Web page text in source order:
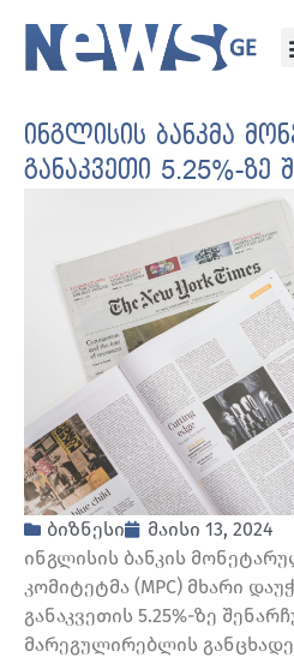
ინგლისის ბანკმა
განაკვეთი 5.25%-ზე
ბიზნესი
მაისი 13, 2024
ინგლისის ბანკის
კომიტეტმა (MPC) მხარი
განაკვეთის 5.25%-ზე
მარეგულირებლის